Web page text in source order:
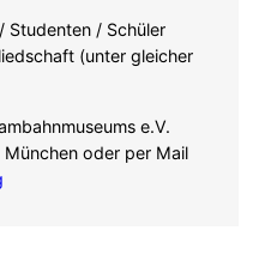
Studenten / Schüler
(unter gleicher
e.V.
oder per Mail